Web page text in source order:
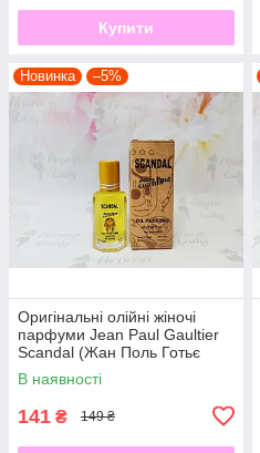
Купити
Новинка –5%
Оригінальні олійні жіночі
парфуми Jean Paul Gaultier
Scandal (Жан Поль Готьє
Скандал) 12 мл
В наявності
141 ₴ 149 ₴